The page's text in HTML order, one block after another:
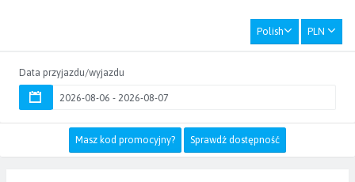
Polish PLN
Data przyjazdu/wyjazdu
Masz kod promocyjny? Sprawdź dostępność